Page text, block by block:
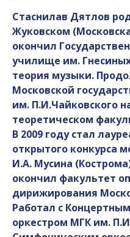
Стаснилав Дятлов
Жуковском
окончил
училище им.
теория музыки.
Московской
им. П.И.Чайковского
теоретическом
В 2009 году стал
открытого конкурса
И.А. Мусина
окончил факультет
дирижирования
Работал с
оркестром МГК им.